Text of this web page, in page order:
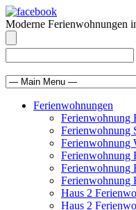
Moderne Ferienwohnungen
Ferienwohnungen
Ferienwohnung
Ferienwohnung
Ferienwohnung
Ferienwohnung
Ferienwohnung
Ferienwohnung
Haus 2
Haus 2